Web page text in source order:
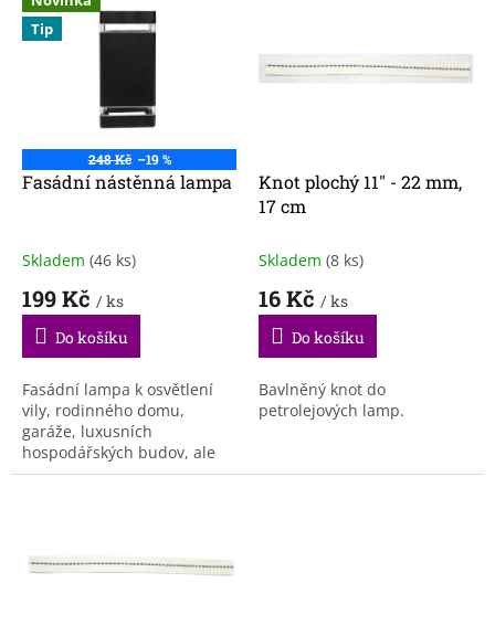
dý
p
d
Tip
248 Kč –19 %
Fasádní nástěnná lampa
Skladem (46 ks)
199 Kč / ks
Do košíku
Fasádní lampa k osvětlení
vily, rodinného domu,
garáže, luxusních
hospodářských budov, ale
také balkonů a teras.
Knot plochý 11" - 22 mm,
17 cm
Skladem (8 ks)
16 Kč / ks
Do košíku
Bavlněný knot do
petrolejových lamp.